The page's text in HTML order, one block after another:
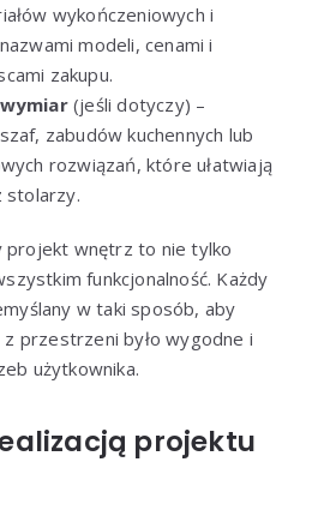
wykończeniowych i
modeli, cenami i
zakupu.
(jeśli dotyczy) –
zabudów kuchennych lub
rozwiązań, które ułatwiają
stolarzy.
wnętrz to nie tylko
funkcjonalność. Każdy
w taki sposób, aby
przestrzeni było wygodne i
użytkownika.
projektu